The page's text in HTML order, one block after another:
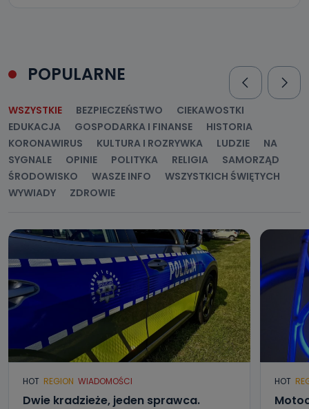
POPULARNE
WSZYSTKIE BEZPIECZEŃSTWO
CIEKAWOSTKI
EDUKACJA
GOSPODARKA I FINANSE
HISTORIA
KORONAWIRUS
KULTURA I ROZRYWKA LUDZIE
NA
SYGNALE
OPINIE POLITYKA RELIGIA
SAMORZĄD
ŚRODOWISKO
WASZE INFO
WSZYSTKICH ŚWIĘTYCH
WYWIADY
ZDROWIE
HOT REGION WIADOMOŚCI
Dwie kradzieże, jeden sprawca.
HOT